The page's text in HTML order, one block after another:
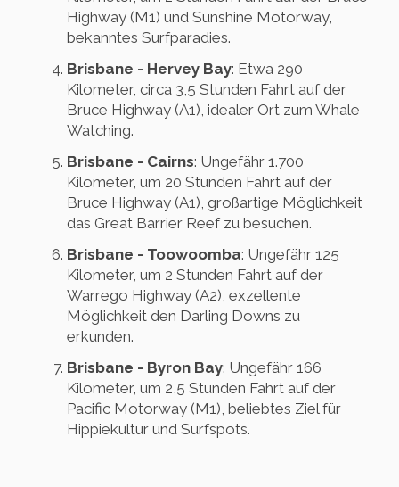
Highway (M1) und Sunshine Motorway,
bekanntes Surfparadies.
Brisbane - Hervey Bay: Etwa 290
Kilometer, circa 3,5 Stunden Fahrt auf der
Bruce Highway (A1), idealer Ort zum Whale
Watching.
Brisbane - Cairns: Ungefähr 1.700
Kilometer, um 20 Stunden Fahrt auf der
Bruce Highway (A1), großartige Möglichkeit
das Great Barrier Reef zu besuchen.
Brisbane - Toowoomba: Ungefähr 125
Kilometer, um 2 Stunden Fahrt auf der
Warrego Highway (A2), exzellente
Möglichkeit den Darling Downs zu
erkunden.
Brisbane - Byron Bay: Ungefähr 166
Kilometer, um 2,5 Stunden Fahrt auf der
Pacific Motorway (M1), beliebtes Ziel für
Hippiekultur und Surfspots.